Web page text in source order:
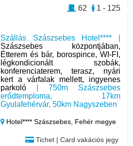
Szállás Szászsebes Hotel**** |
Szászsebes központjában,
Étterem és bár, borospince, WI-FI,
légkondicionált szobák,
konferenciaterem, terasz, nyári
kert a várfalak mellett, ingyenes
parkoló | 750m Szászsebes
erődtemploma, 17km
Gyulafehérvár, 50km Nagyszeben
Hotel**** Szászsebes, Fehér megye
Tichet | Card vakációs jegy
1 - 125
62